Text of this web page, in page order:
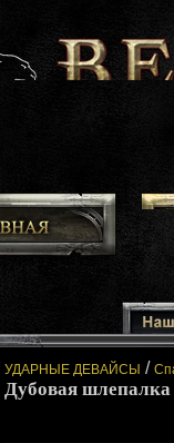
УДАРНЫЕ ДЕВАЙСЫ /
Дубовая шлепалка